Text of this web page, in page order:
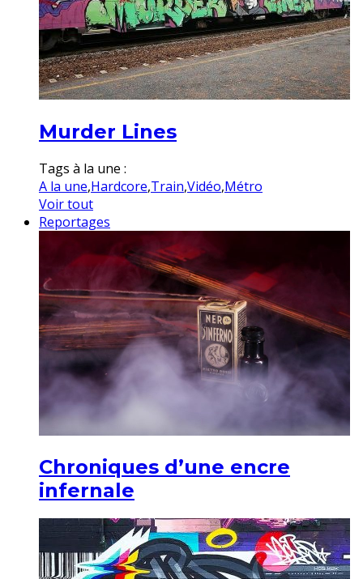
Murder Lines
Tags à la une :
A la une,Hardcore,Train,Vidéo,Métro
Voir tout
Reportages
Chroniques d’une encre
infernale